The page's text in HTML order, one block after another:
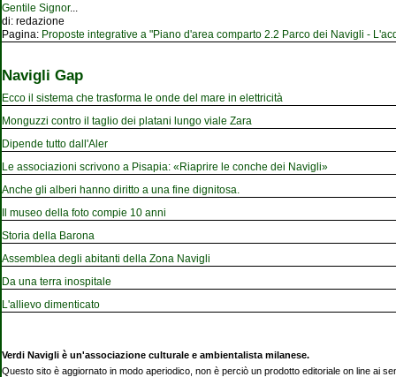
Gentile Signor...
di: redazione
Pagina: Proposte integrative a "Piano d'area comparto 2.2 Parco dei Navigli -
Navigli Gap
Ecco il sistema che trasforma le onde del mare in elettricità
Monguzzi contro il taglio dei platani lungo viale Zara
Dipende tutto dall'Aler
Le associazioni scrivono a Pisapia: «Riaprire le conche dei Navigli»
Anche gli alberi hanno diritto a una fine dignitosa.
Il museo della foto compie 10 anni
Storia della Barona
Assemblea degli abitanti della Zona Navigli
Da una terra inospitale
L'allievo dimenticato
Verdi Navigli è un'associazione culturale e ambientalista milanese.
Questo sito è aggiornato in modo aperiodico, non è perciò un prodotto editoriale on line ai